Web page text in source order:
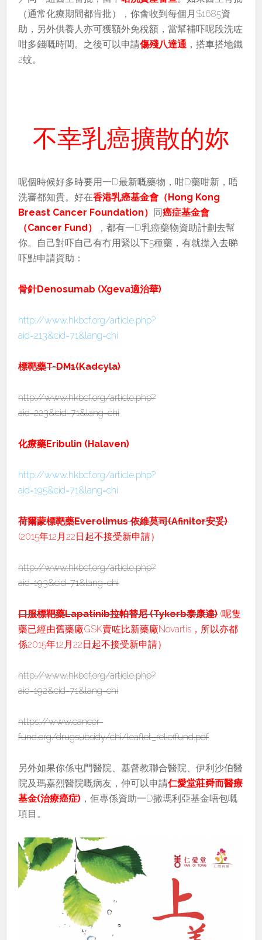
（通常化療期間都肯批），你會收到每個月$1685資
助，另外供養人亦可獲額外免稅額，當幫補吓呢段洗咗
咁多錢嘅時間。之後可以申請傷殘八達通 ，搭車搭地鐵
2蚊。
不幸乳癌擴散的妳
呢個時候好多時要用一D最新嘅藥物，咁D藥咁新，唔
洗審都知貴。好在香港乳癌基金會（Hong Kong
Breast Cancer Foundation） 同癌症基金會
（Cancer Fund）
，都有一D乳癌藥物資助計劃去幫
你。自己對吓自己有冇用緊以下5種藥，有就㩒入去睇
吓點申請資助：
骨針Denosumab (Xgeva適治華)
http://www.hkbcf.org/article.php?
aid=213&cid=71&lang=chi
標靶藥T-DM1(Kadcyla)
http://www.hkbcf.org/article.php?
aid=223&cid=71&lang=chi
化療藥Eribulin (Halaven)
http://www.hkbcf.org/article.php?
aid=195&cid=71&lang=chi
荷爾蒙標靶藥Everolimus 依維莫司(Afinitor安妥)
(2015年12月22日起不接受新申請）
http://www.hkbcf.org/article.php?
aid=193&cid=71&lang=chi
口服標靶藥Lapatinib拉帕替尼 (Tykerb泰康達)(呢隻
藥已經由舊藥廠GSK賣咗比新藥廠Novartis，所以亦都
係2015年12月22日起不接受新申請）
http://www.hkbcf.org/article.php?
aid=192&cid=71&lang=chi
https://www.cancer-
fund.org/drugsubsidy/chi/leaflet_relieffund.pdf
另外如果你係屯門醫院、基督教聯合醫院、伊利沙伯醫
院及瑪嘉烈醫院嘅病友，仲可以申請仁愛堂莊舜而醫療
基金(治療癌症) ，佢專係資助一D撒瑪利亞基金唔包嘅
項目。